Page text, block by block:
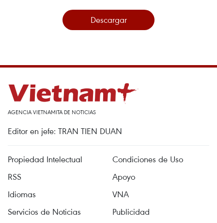
Descargar
AGENCIA VIETNAMITA DE NOTICIAS
Editor en jefe: TRAN TIEN DUAN
Propiedad Intelectual
Condiciones de Uso
RSS
Apoyo
Idiomas
VNA
Servicios de Noticias
Publicidad